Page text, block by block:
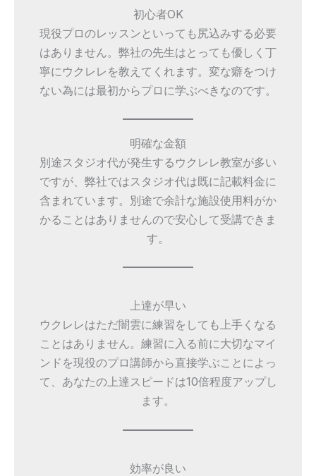
初心者OK
現役プロのレッスンといっても尻込みする必要
はありません。弊社の先生はとっても優しく丁
寧にウクレレを教えてくれます。変な癖をつけ
ない為には最初からプロに学ぶべきなのです。
明確な金額
別途スタジオ代が発生するウクレレ教室が多い
ですが、弊社ではスタジオ代は既に記載料金に
含まれています。別途で余計な施設使用料がか
かることはありませんので安心して受講できま
す。
上達が早い
ウクレレはただ闇雲に練習をしても上手くなる
ことはありません。練習に入る前に大切なマイ
ンドを現役のプロ講師から直接学ぶことによっ
て、あなたの上達スピードは10倍程度アップし
ます。
効率が良い